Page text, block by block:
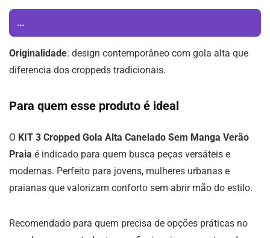
...
Originalidade: design contemporâneo com gola alta que
diferencia dos croppeds tradicionais.
Para quem esse produto é ideal
O KIT 3 Cropped Gola Alta Canelado Sem Manga Verão
Praia é indicado para quem busca peças versáteis e
modernas. Perfeito para jovens, mulheres urbanas e
praianas que valorizam conforto sem abrir mão do estilo.
Recomendado para quem precisa de opções práticas no